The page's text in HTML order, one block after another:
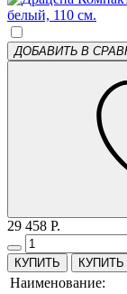
ДОБАВИТЬ В
29 458 Р.
Наименование: